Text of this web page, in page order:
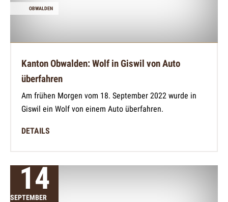
OBWALDEN
Kanton Obwalden: Wolf in Giswil von Auto
überfahren
Am frühen Morgen vom 18. September 2022 wurde in
Giswil ein Wolf von einem Auto überfahren.
DETAILS
14
SEPTEMBER